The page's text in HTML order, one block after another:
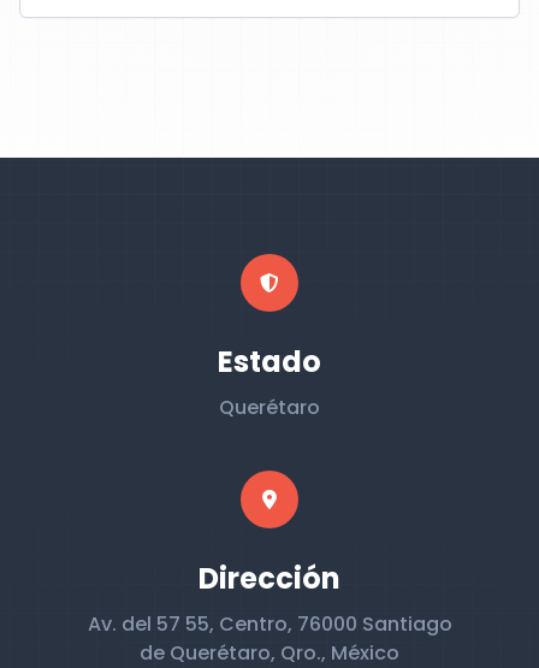
Estado
Querétaro
Dirección
Av. del 57 55, Centro, 76000 Santiago
de Querétaro, Qro., México